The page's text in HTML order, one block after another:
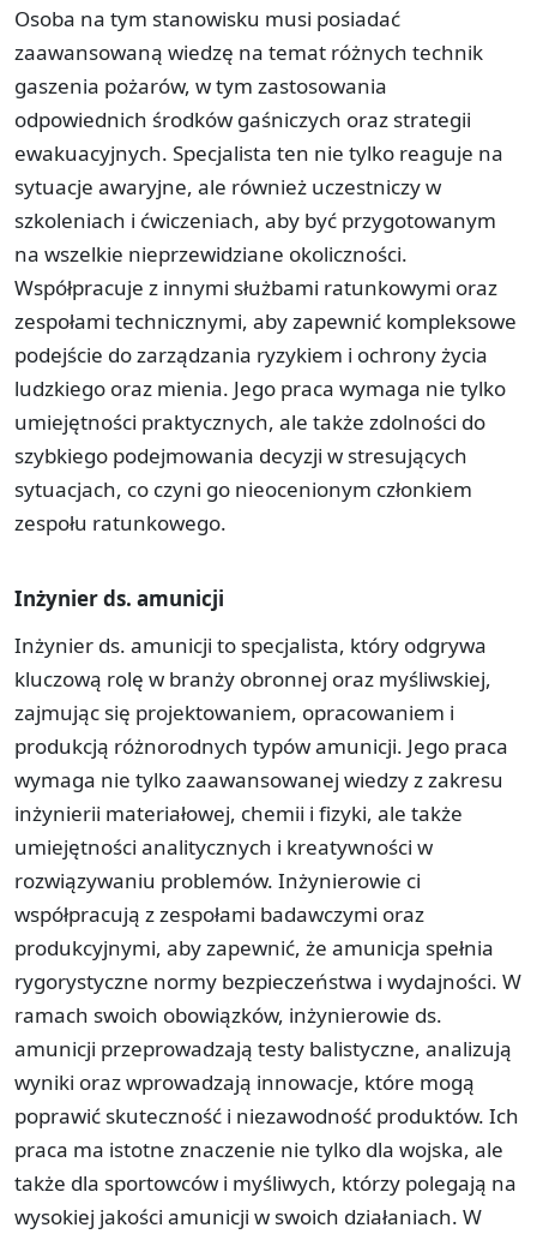
Osoba na tym stanowisku musi posiadać
zaawansowaną wiedzę na temat różnych technik
gaszenia pożarów, w tym zastosowania
odpowiednich środków gaśniczych oraz strategii
ewakuacyjnych. Specjalista ten nie tylko reaguje na
sytuacje awaryjne, ale również uczestniczy w
szkoleniach i ćwiczeniach, aby być przygotowanym
na wszelkie nieprzewidziane okoliczności.
Współpracuje z innymi służbami ratunkowymi oraz
zespołami technicznymi, aby zapewnić kompleksowe
podejście do zarządzania ryzykiem i ochrony życia
ludzkiego oraz mienia. Jego praca wymaga nie tylko
umiejętności praktycznych, ale także zdolności do
szybkiego podejmowania decyzji w stresujących
sytuacjach, co czyni go nieocenionym członkiem
zespołu ratunkowego.
Inżynier ds. amunicji
Inżynier ds. amunicji to specjalista, który odgrywa
kluczową rolę w branży obronnej oraz myśliwskiej,
zajmując się projektowaniem, opracowaniem i
produkcją różnorodnych typów amunicji. Jego praca
wymaga nie tylko zaawansowanej wiedzy z zakresu
inżynierii materiałowej, chemii i fizyki, ale także
umiejętności analitycznych i kreatywności w
rozwiązywaniu problemów. Inżynierowie ci
współpracują z zespołami badawczymi oraz
produkcyjnymi, aby zapewnić, że amunicja spełnia
rygorystyczne normy bezpieczeństwa i wydajności. W
ramach swoich obowiązków, inżynierowie ds.
amunicji przeprowadzają testy balistyczne, analizują
wyniki oraz wprowadzają innowacje, które mogą
poprawić skuteczność i niezawodność produktów. Ich
praca ma istotne znaczenie nie tylko dla wojska, ale
także dla sportowców i myśliwych, którzy polegają na
wysokiej jakości amunicji w swoich działaniach. W